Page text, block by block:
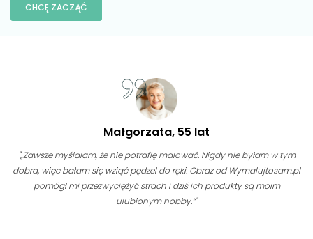
CHCĘ ZACZĄĆ
Małgorzata, 55 lat
"„Zawsze myślałam, że nie potrafię malować. Nigdy nie byłam w tym
dobra, więc bałam się wziąć pędzel do ręki. Obraz od Wymalujtosam.pl
pomógł mi przezwyciężyć strach i dziś ich produkty są moim
ulubionym hobby.“"